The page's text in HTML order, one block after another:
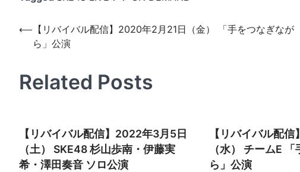
投
ビ
シ
ョ
⟵ 【リバイバル配信】2020年2月21日（金） 「手をつなぎなが
ら」公演
Related Posts
【リバイバル配信】2022年3月5日
（土） SKE48 杉山歩南・伊藤実
希・澤田奏音 ソロ公演
【リバイバル配
（水） チームE
ら」公演